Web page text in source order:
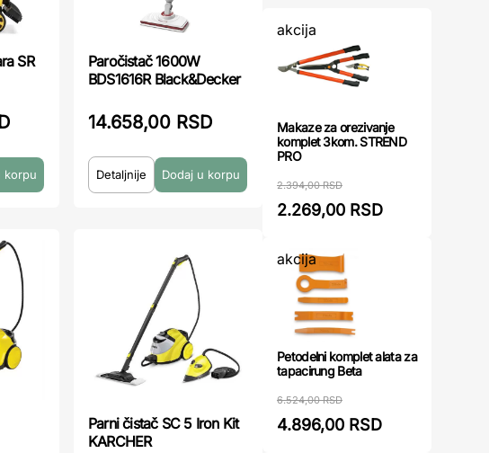
SR
Paročistač 1600W
BDS1616R Black&Decker
14.658,00 RSD
Detaljnije
Parni čistač SC 5 Iron Kit
KARCHER
akcija
Makaze za orezivanje
komplet 3kom. STREND
PRO
2.394,00 RSD
2.269,00 RSD
akcija
Petodelni komplet alata za
tapacirung Beta
6.524,00 RSD
4.896,00 RSD